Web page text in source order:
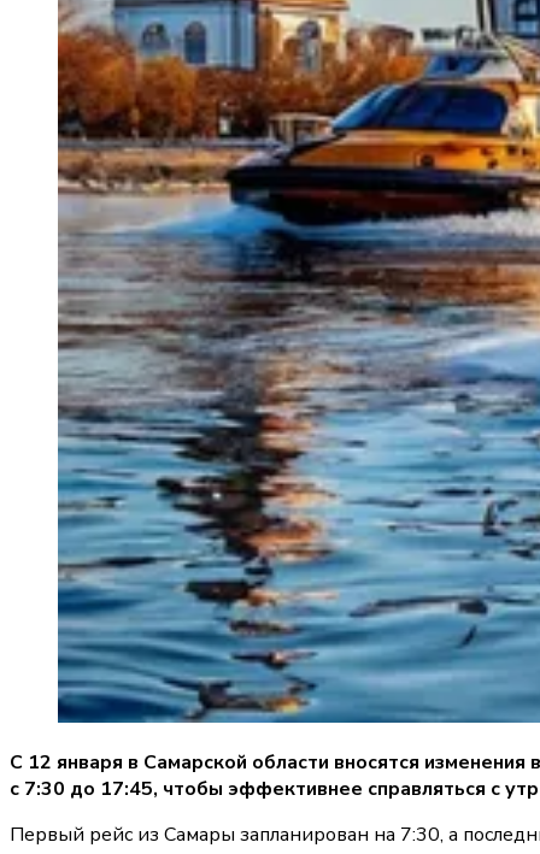
С 12 января в Самарской области вносятся
с 7:30 до 17:45, чтобы эффективнее справляться с
Первый рейс из Самары запланирован на 7:30, а